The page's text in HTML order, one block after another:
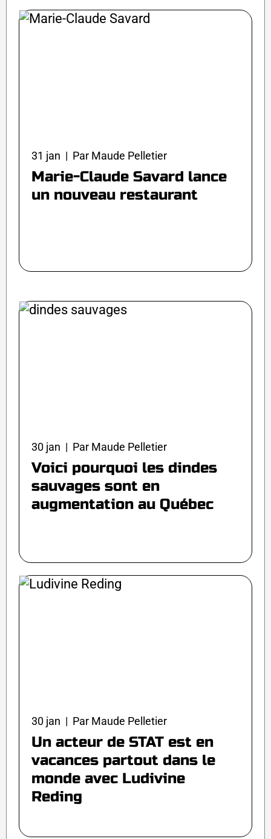
31 jan | Par Maude Pelletier
Marie-Claude Savard lance
un nouveau restaurant
30 jan | Par Maude Pelletier
Voici pourquoi les dindes
sauvages sont en
augmentation au Québec
30 jan | Par Maude Pelletier
Un acteur de STAT est en
vacances partout dans le
monde avec Ludivine
Reding